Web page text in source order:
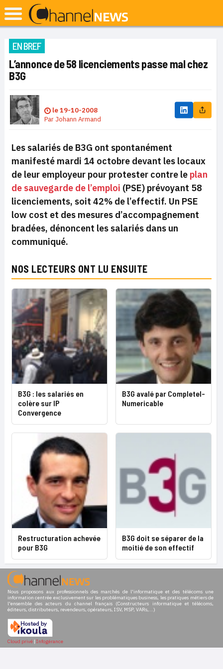
EN BREF
L’annonce de 58 licenciements passe mal chez
B3G
le19-10-2008
Par Johann Armand
Les salariés de B3G ont spontanément
manifesté mardi 14 octobre devant les locaux
de leur employeur pour protester contre le plan
de sauvegarde de l’emploi (PSE) prévoyant 58
licenciements, soit 42% de l’effectif. Un PSE
low cost et des mesures d’accompagnement
bradées, dénoncent les salariés dans un
communiqué.
NOS LECTEURS ONT LU ENSUITE
B3G : les salariés en
colère sur IP
Convergence
B3G avalé par Completel-
Numericable
Restructuration achevée
pour B3G
B3G doit se séparer de la
moitié de son effectif
Nous proposons aux professionnels des marchés de l'informatique et des télécoms une
information centrée exclusivement sur les problématiques business, les pratiques métiers de
l'ensemble des acteurs du channel français (Constructeurs informatique et télécoms,
éditeurs, distributeurs, revendeurs, opérateurs, ISV, MSP, VARs,...)
Cloud privé | Infogérance